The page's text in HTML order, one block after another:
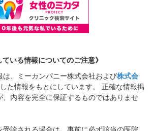
ている情報についてのご注意》
は、ミーカンパニー株式会社および株式会
た情報をもとにしています。 正確な情報掲
、内容を完全に保証するものではありませ